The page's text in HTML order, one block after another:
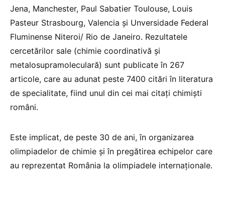
Jena, Manchester, Paul Sabatier Toulouse, Louis
Pasteur Strasbourg, Valencia și Unversidade Federal
Fluminense Niteroi/ Rio de Janeiro. Rezultatele
cercetărilor sale (chimie coordinativă și
metalosupramoleculară) sunt publicate în 267
articole, care au adunat peste 7400 citări în literatura
de specialitate, fiind unul din cei mai citați chimiști
români.
Este implicat, de peste 30 de ani, în organizarea
olimpiadelor de chimie și în pregătirea echipelor care
au reprezentat România la olimpiadele internaționale.